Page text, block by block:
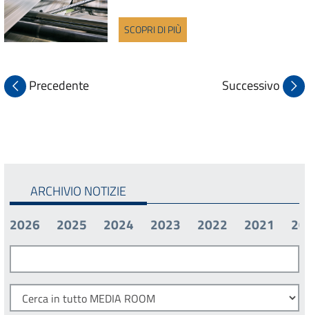
SCOPRI DI PIÙ
Precedente Successivo
ARCHIVIO NOTIZIE
2026
2025 2024 2023 2022 2021